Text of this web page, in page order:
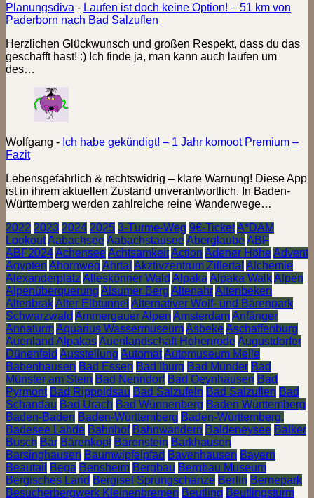
Planungsdiva - Laufen ist doch keine Option! – 51 km von
Paderborn nach Bad Salzuflen
Herzlichen Glückwunsch und großen Respekt, dass du das
geschafft hast! :) Ich finde ja, man kann auch laufen um
des…
Wolfgang - Ich habe gekündigt! – 1 Jahr komoot Premium –
Fazit
Lebensgefährlich & rechtswidrig – klare Warnung! Diese App
ist in ihrem aktuellen Zustand unverantwortlich. In Baden-
Württemberg werden zahlreiche reine Wanderwege…
2022 2023 2024 2025 3-Türme-Weg 9€-TicketA*DAM
LookoutAabachseeAabachstauseeAberglaubeABF
ABF2024AchenseeAchtsamkeitAction Adener HöheAdvent
Ägypten Ahornweg Ahrtal Akztivzentrum Zillertal Alchemie
Alexanderplatz Alleskönner Wald Alpaka Alpaka WalkAlpen
Alpenüberquerung Alsumer Berg AltenahrAltenbeken
AltenbrakAlter Elbtunnel Alternativer Wolf- und Bärenpark
Schwarzwald Ammergauer Alpen AmsterdamAnfänger
AnnaturmAquarius WassermuseumAsbekeAschaffenburg
Auenland AlpakasAuenlandschaft HohenrodeAugustdorfer
Dünenfeld Ausstellung AutomatAutomuseum Melle
Babenhausen Bad Essen Bad Iburg Bad Münder Bad
Münster am Stein Bad Nenndorf Bad Oeynhausen Bad
Pyrmont Bad Rippoldsau Bad Salzufeln Bad Salzuflen Bad
Schandau Bad Urach Bad Wünnenberg Baden Württemberg
Baden-Baden Baden-Württemberg Baden-Württemberg.
Badesee Lahde Bahnhof Bahnwandern Baldeneysee Balker
Busch Bär Bärenkopf Bärenstein Barkhausen
Barsinghausen Baumwipfelpfad Bavenhausen Bayern
Beautail
Bega Bensheim Bergbau Bergbau Museum
Bergisches Land Bergisel Sprungschanze Berlin Bernepark
Besucherbergwerk Kleinenbremen Beutling Beutlingsturm